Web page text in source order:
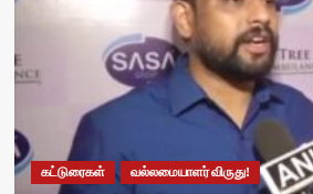
கட்டுரைகள் வல்லமையாளர் விருது!